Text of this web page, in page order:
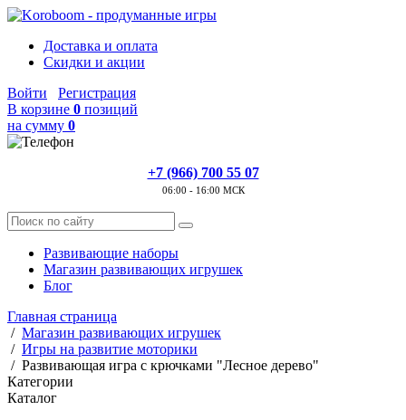
Доставка и оплата
Скидки и акции
Войти
Регистрация
В корзине 0 позиций
на сумму 0
+7 (966) 700 55 07
06:00 - 16:00 МСК
Развивающие наборы
Магазин развивающих игрушек
Блог
Главная страница
/ Магазин развивающих игрушек
/ Игры на развитие моторики
/ Развивающая игра с крючками "Лесное дерево"
Категории
Каталог